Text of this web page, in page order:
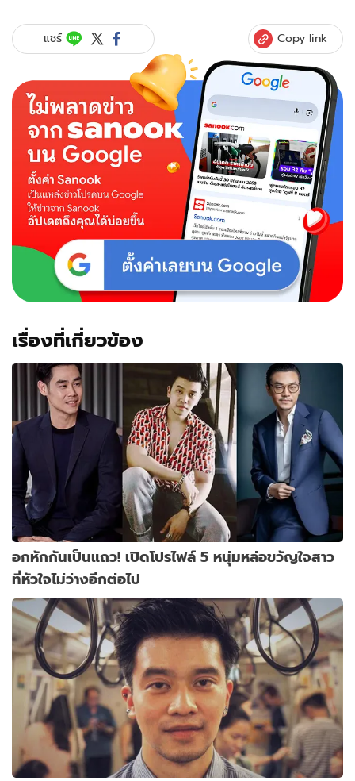
จำนงค์
อาษา”
ธุรกิจ
หนุ่ม
ว่าที่
เจ้า
บ่าว
“โดนัท
มนัส
นันท์”
แชร์ Copy link
เรื่องที่เกี่ยวข้อง
อกหักกันเป็นแถว! เปิดโปรไฟล์ 5 หนุ่มหล่อขวัญใจสาว
ที่หัวใจไม่ว่างอีกต่อไป